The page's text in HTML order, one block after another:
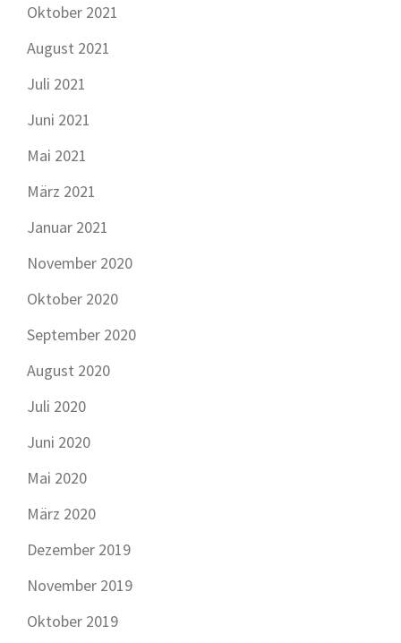
Oktober 2021
August 2021
Juli 2021
Juni 2021
Mai 2021
März 2021
Januar 2021
November 2020
Oktober 2020
September 2020
August 2020
Juli 2020
Juni 2020
Mai 2020
März 2020
Dezember 2019
November 2019
Oktober 2019